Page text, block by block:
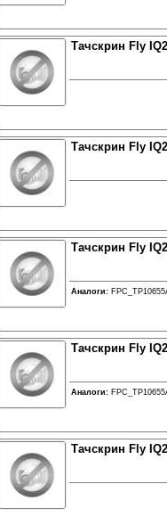
Тачскрин Fly
Тачскрин Fly
Тачскрин Fly
Аналоги:
Тачскрин Fly
Аналоги:
Тачскрин Fly